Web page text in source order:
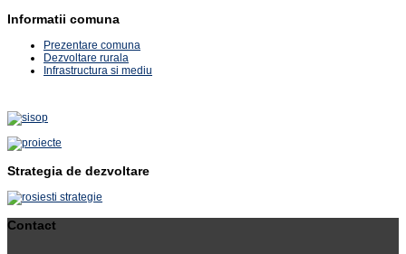
Informatii comuna
Prezentare comuna
Dezvoltare rurala
Infrastructura si mediu
Strategia de dezvoltare
Contact